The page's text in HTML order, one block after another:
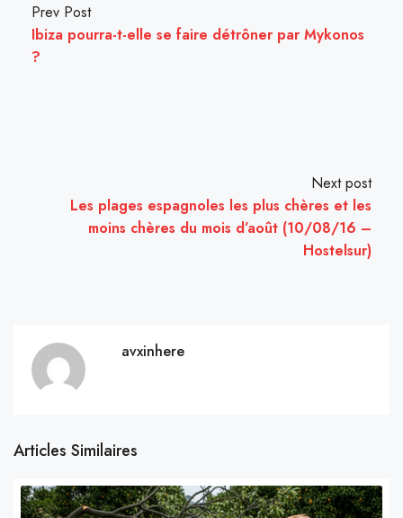
Prev Post
Ibiza pourra-t-elle se faire détrôner par Mykonos
?
Next post
Les plages espagnoles les plus chères et les
moins chères du mois d’août (10/08/16 –
Hostelsur)
avxinhere
Articles Similaires